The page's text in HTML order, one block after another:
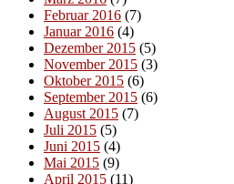
Februar 2016 (7)
Januar 2016 (4)
Dezember 2015 (5)
November 2015 (3)
Oktober 2015 (6)
September 2015 (6)
August 2015 (7)
Juli 2015 (5)
Juni 2015 (4)
Mai 2015 (9)
April 2015 (11)